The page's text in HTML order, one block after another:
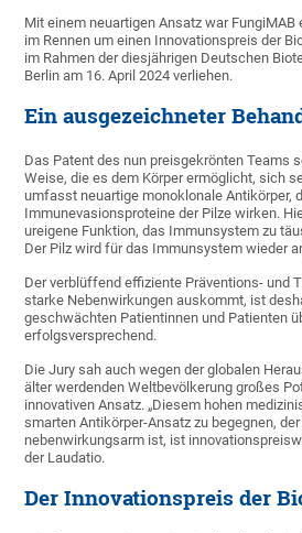
Mit einem neuartigen Ansatz war
im Rennen um einen Innovationspreis der
im Rahmen der diesjährigen Deutschen
Berlin am 16. April 2024 verliehen.
Ein ausgezeichneter
Das Patent des nun preisgekrönten Teams
Weise, die es dem Körper ermöglicht, sich
umfasst neuartige monoklonale Antikörper,
Immunevasionsproteine der Pilze wirken.
ureigene Funktion, das Immunsystem zu
Der Pilz wird für das Immunsystem wieder
Der verblüffend effiziente Präventions- und
starke Nebenwirkungen auskommt, ist
geschwächten Patientinnen und Patienten
erfolgsversprechend.
Die Jury sah auch wegen der globalen
älter werdenden Weltbevölkerung großes
innovativen Ansatz. „Diesem hohen
smarten Antikörper-Ansatz zu begegnen,
nebenwirkungsarm ist, ist
der Laudatio.
Der Innovationspreis der